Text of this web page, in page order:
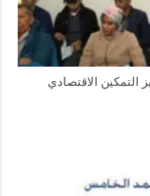
التمكين الاقتصادي